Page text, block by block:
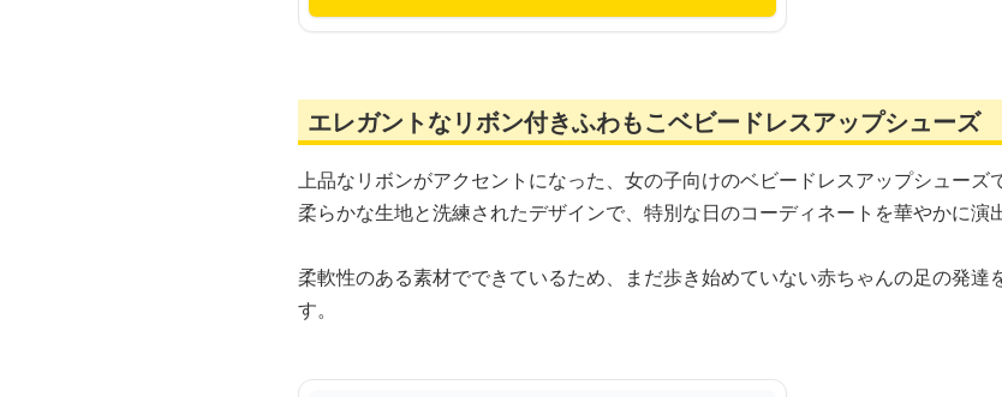
エレガントなリボン付きふわもこベビードレスアップシューズ
上品なリボンがアクセントになった、女の子向けのベビードレスアップシューズで
柔らかな生地と洗練されたデザインで、特別な日のコーディネートを華やかに演
柔軟性のある素材でできているため、まだ歩き始めていない赤ちゃんの足の発達
す。